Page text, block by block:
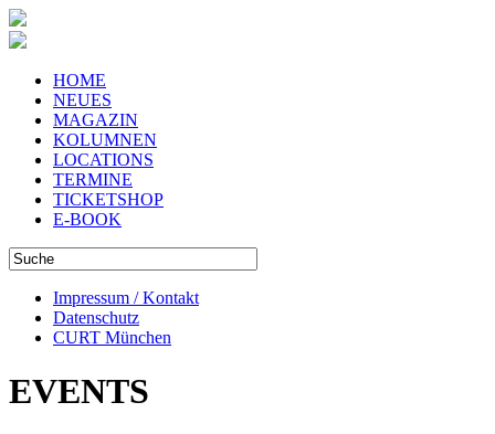
HOME
NEUES
MAGAZIN
KOLUMNEN
LOCATIONS
TERMINE
TICKETSHOP
E-BOOK
Impressum / Kontakt
Datenschutz
CURT München
EVENTS